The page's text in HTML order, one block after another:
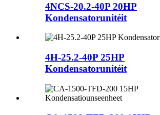
4NCS-20.2-40P 20HP
Kondensatorunitéit
4H-25.2-40P 25HP
Kondensatorunitéit